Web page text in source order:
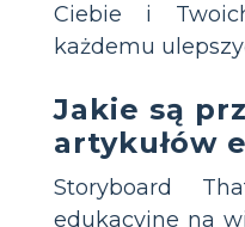
Ciebie i
każdemu
Jakie są
artykułów
Storyboard
edukacyjne na